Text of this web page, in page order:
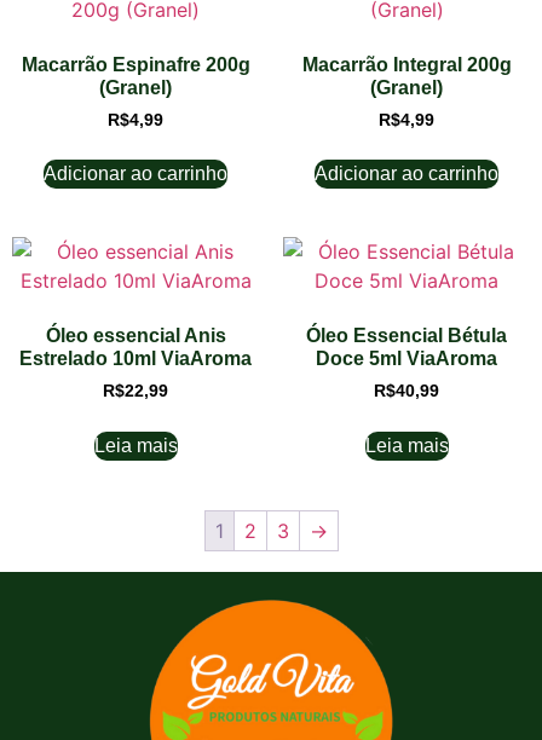
Macarrão Espinafre 200g
(Granel)
R$4,99
Adicionar ao carrinho
Macarrão Integral 200g
(Granel)
R$4,99
Adicionar ao carrinho
Óleo essencial Anis
Estrelado 10ml ViaAroma
R$22,99
Leia mais
Óleo Essencial Bétula
Doce 5ml ViaAroma
R$40,99
Leia mais
1 2 3 →